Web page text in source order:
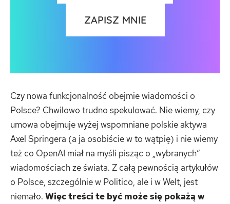
Czy nowa funkcjonalność obejmie wiadomości o
Polsce? Chwilowo trudno spekulować. Nie wiemy, czy
umowa obejmuje wyżej wspomniane polskie aktywa
Axel Springera (a ja osobiście w to wątpię) i nie wiemy
też co OpenAI miał na myśli pisząc o „wybranych”
wiadomościach ze świata. Z całą pewnością artykułów
o Polsce, szczególnie w Politico, ale i w Welt, jest
niemało. Więc treści te być może się pokażą w